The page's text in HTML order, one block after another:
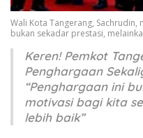
Wali Kota Tangerang,
bukan sekadar prestasi,
Keren! Pemkot
Penghargaan
“Penghargaan ini
motivasi bagi kita
lebih baik”